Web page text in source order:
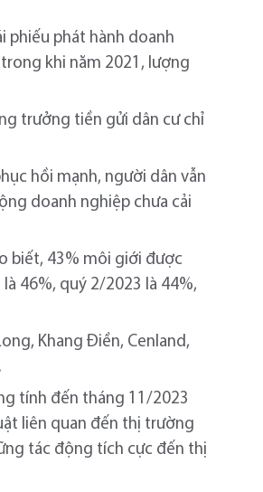
phiếu phát hành doanh
khi năm 2021, lượng
trưởng tiền gửi dân cư chỉ
hồi mạnh, người dân vẫn
doanh nghiệp chưa cải
biết, 43% môi giới được
46%, quý 2/2023 là 44%,
Khang Điền, Cenland,
tính đến tháng 11/2023
liên quan đến thị trường
tác động tích cực đến thị